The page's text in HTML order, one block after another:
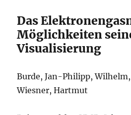
Das
Möglichkeiten
Visualisierung
Burde, Jan-Philipp,
Wiesner, Hartmut